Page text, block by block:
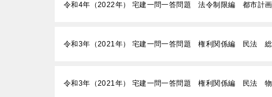
令和4年（2022年） 宅建一問一答問題 法令制限編 都市計
令和3年（2021年） 宅建一問一答問題 権利関係編 民法
令和3年（2021年） 宅建一問一答問題 権利関係編 民法